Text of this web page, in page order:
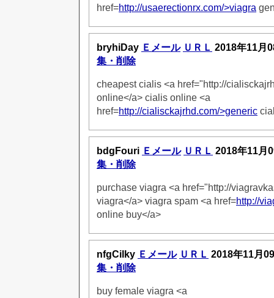
href=http://usaerectionrx.com/>viagra
bryhiDay Ｅメール ＵＲＬ 2018年11月
集・削除
cheapest cialis <a href="http://
online</a> cialis online <a
href=http://cialisckajrhd.com/>generic
bdgFouri Ｅメール ＵＲＬ 2018年11月
集・削除
purchase viagra <a href="http://
viagra</a> viagra spam <a href=http://
online buy</a>
nfgCilky Ｅメール ＵＲＬ 2018年11月
集・削除
buy female viagra <a